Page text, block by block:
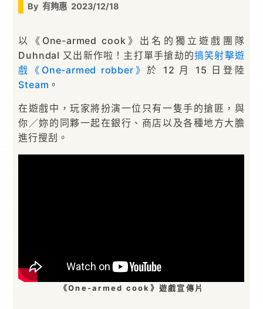
By 有夠惠 2023/12/18
以《One-armed cook》出名的獨立遊戲團隊
Duhndal 又出新作啦！主打單手搶劫的搞笑射擊遊
戲 《One-armed robber》於 12 月 15 日登陸
Steam 。
在遊戲中，玩家將扮演一位只有一隻手的搶匪，與
你／妳的同夥一起在銀行、商店以及各種地方大膽
進行搜刮。
《One-armed cook》遊戲宣傳片